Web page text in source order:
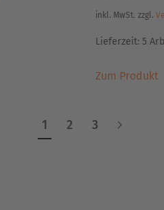
inkl. MwSt. zzgl.
Lieferzeit: 5
Zum Produkt
1 2 3